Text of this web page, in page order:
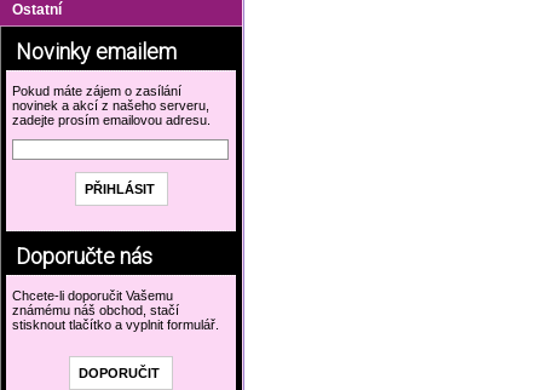
Ostatní
Novinky emailem
Pokud máte zájem o zasílání
novinek a akcí z našeho serveru,
zadejte prosím emailovou adresu.
Doporučte nás
Chcete-li doporučit Vašemu
známému náš obchod, stačí
stisknout tlačítko a vyplnit formulář.